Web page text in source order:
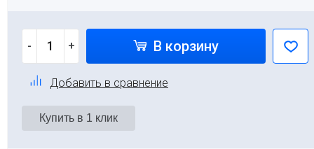
- + В корзину
Добавить в сравнение